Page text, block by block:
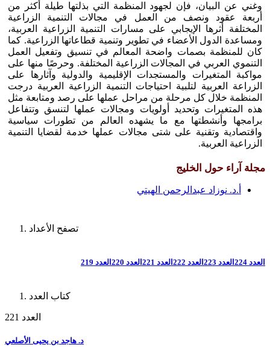
وغني عن البيان، فإن لجهود المنظمة التي بذلتها طيلة أكثر من
أربعة عقود ونصف من العمل في مجالات التنمية الزراعية
المختلفة أثرها الإيجابي على مسارات التنمية الزراعية العربية،
ومساعدة الدول الأعضاء في تطوير وتنمية قطاعاتها الزراعية. كما
كان للمنظمة بصمات واضحة المعالم في تنسيق وتفعيل العمل
التنموي العربي في المجالات الزراعية المختلفة. وحرصًا منها على
مواكبة المتغيرات والمستجدات الإقليمية والدولية وآثارها على
الزراعة العربية لتلبية احتياجات التنمية الزراعية العربية درجت
المنظمة خلال كل مرحلة من مراحل عملها على رصد ومتابعة مثل
هذه المتغيرات وتحديد أولويات ومجالات عملها لتنسق وتتفاعل
برامجها وأنشطتها مع ما يشهده العالم من تطورات سياسية
واقتصادية وتقنية على شتى مجالات عملها خدمة لقضايا التنمية
الزراعية العربية.
مجلة آراء حول الخليج
أ.د. نوزاد عبدالرحمن الهيتي
تصفح الأعداد
العدد 224 العدد 223 العدد 222 العدد 221 العدد 220 العدد 219
كتاب العدد
العدد 221
د. هاجد بن يحيى الأصلعي